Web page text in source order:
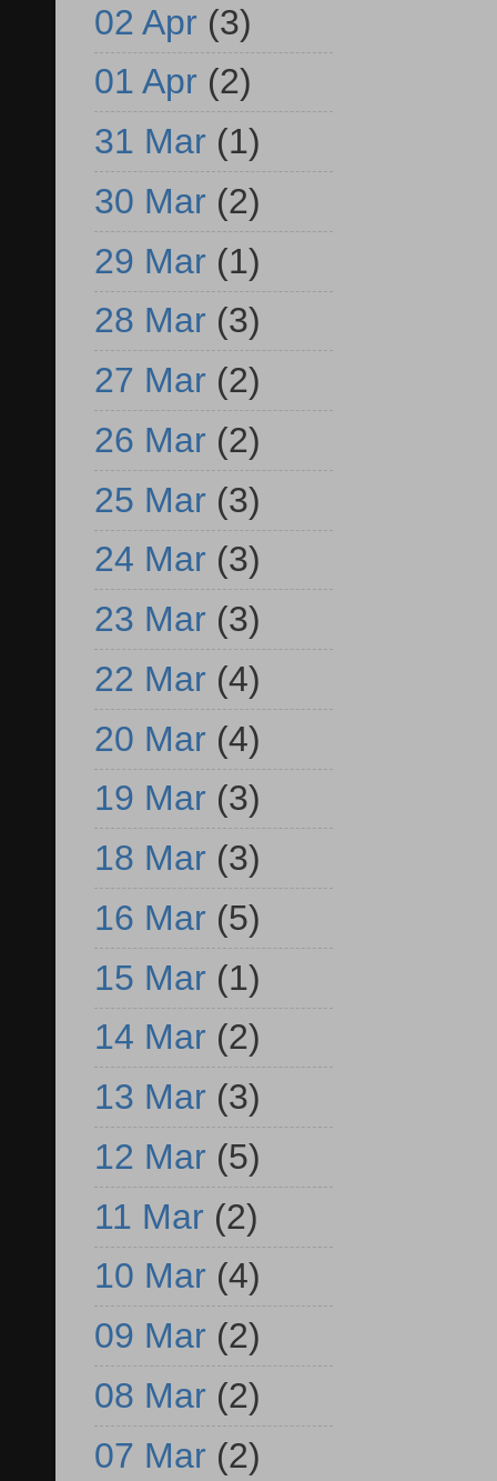
02 Apr (3)
01 Apr (2)
31 Mar (1)
30 Mar (2)
29 Mar (1)
28 Mar (3)
27 Mar (2)
26 Mar (2)
25 Mar (3)
24 Mar (3)
23 Mar (3)
22 Mar (4)
20 Mar (4)
19 Mar (3)
18 Mar (3)
16 Mar (5)
15 Mar (1)
14 Mar (2)
13 Mar (3)
12 Mar (5)
11 Mar (2)
10 Mar (4)
09 Mar (2)
08 Mar (2)
07 Mar (2)